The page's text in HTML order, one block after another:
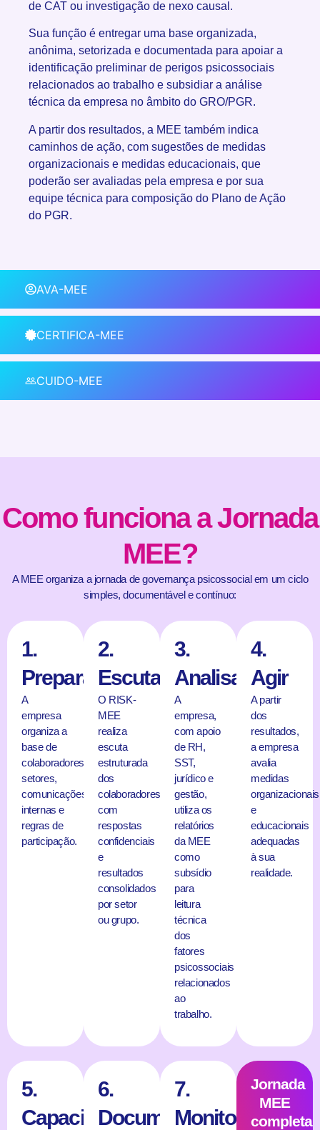
AVA-MEE
CERTIFICA-MEE
CUIDO-MEE
de CAT ou investigação de nexo causal.
Sua função é entregar uma base organizada,
anônima, setorizada e documentada para apoiar a
identificação preliminar de perigos psicossociais
relacionados ao trabalho e subsidiar a análise
técnica da empresa no âmbito do GRO/PGR.
A partir dos resultados, a MEE também indica
caminhos de ação, com sugestões de medidas
organizacionais e medidas educacionais, que
poderão ser avaliadas pela empresa e por sua
equipe técnica para composição do Plano de Ação
do PGR.
Como funciona a Jornada
MEE?
A MEE organiza a jornada de governança psicossocial em um ciclo
simples, documentável e contínuo:
1.
Preparar
A
empresa
organiza a
base de
colaboradores,
setores,
comunicações
internas e
regras de
participação.
2.
Escutar
O RISK-
MEE
realiza
escuta
estruturada
dos
colaboradores,
com
respostas
confidenciais
e
resultados
consolidados
por setor
ou grupo.
3.
Analisar
A
empresa,
com apoio
de RH,
SST,
jurídico e
gestão,
utiliza os
relatórios
da MEE
como
subsídio
para
leitura
técnica
dos
fatores
psicossociais
relacionados
ao
trabalho.
4.
Agir
A partir
dos
resultados,
a empresa
avalia
medidas
organizacionais
e
educacionais
adequadas
à sua
realidade.
5.
Capacitar
6.
Documentar
7.
Monitorar
Jornada
MEE
completa